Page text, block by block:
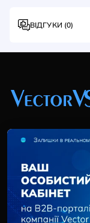
ВІДГУКИ (0)
+38 (044) 369 51
02095,
info@vector-